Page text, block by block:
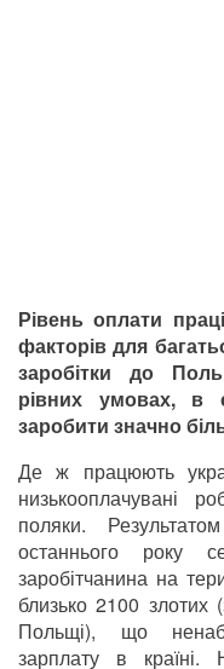
Рівень оплати
факторів для
заробітки до
рівних умовах, в
заробити значно
Де ж працюють
низькооплачувані
поляки.
останнього року
заробітчанина на
близько 2100 злотих
Польщі), що
зарплату в